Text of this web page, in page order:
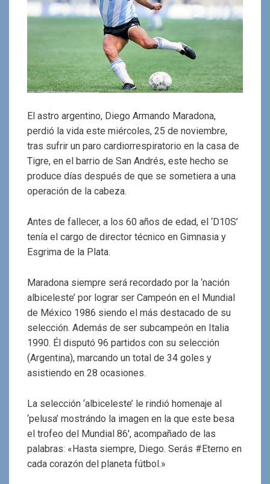
El astro argentino, Diego Armando Maradona,
perdió la vida este miércoles, 25 de noviembre,
tras sufrir un paro cardiorrespiratorio en la casa de
Tigre, en el barrio de San Andrés, este hecho se
produce días después de que se sometiera a una
operación de la cabeza.
Antes de fallecer, a los 60 años de edad, el ‘D10S’
tenía el cargo de director técnico en Gimnasia y
Esgrima de la Plata.
Maradona siempre será recordado por la ‘nación
albiceleste’ por lograr ser Campeón en el Mundial
de México 1986 siendo el más destacado de su
selección. Además de ser subcampeón en Italia
1990. Él disputó 96 partidos con su selección
(Argentina), marcando un total de 34 goles y
asistiendo en 28 ocasiones.
La selección ‘albiceleste’ le rindió homenaje al
‘pelusa’ mostrándo la imagen en la que este besa
el trofeo del Mundial 86′, acompañado de las
palabras: «Hasta siempre, Diego. Serás #Eterno en
cada corazón del planeta fútbol.»